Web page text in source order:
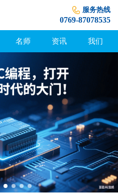
服务热线
0769-87078535
名师 资讯 我们